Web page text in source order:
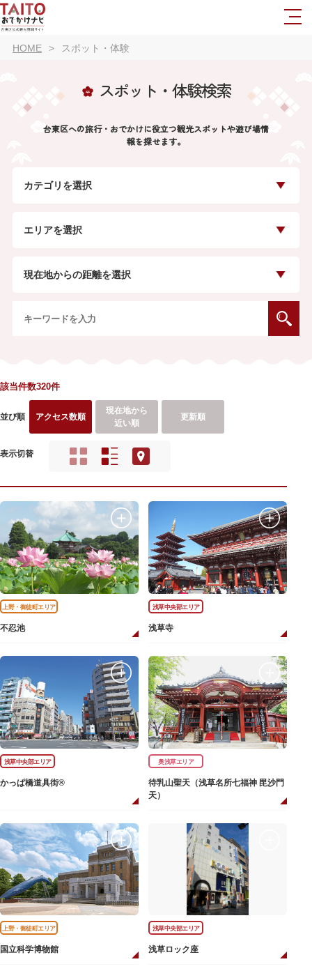
HOME スポット・体験
スポット・体験検索
台東区への旅行・おでかけに役立つ観光スポットや遊び場情
報を探せます。
カテゴリを選択
エリアを選択
現在地からの距離を選択
該当件数320件
並び順 アクセス数順
現在地から
近い順
更新順
表示切替
上野・御徒町エリア
不忍池
浅草中央部エリア
浅草寺
浅草中央部エリア
かっぱ橋道具街®
奥浅草エリア
待乳山聖天（浅草名所七福神 毘沙門
天）
上野・御徒町エリア
国立科学博物館
浅草中央部エリア
浅草ロック座